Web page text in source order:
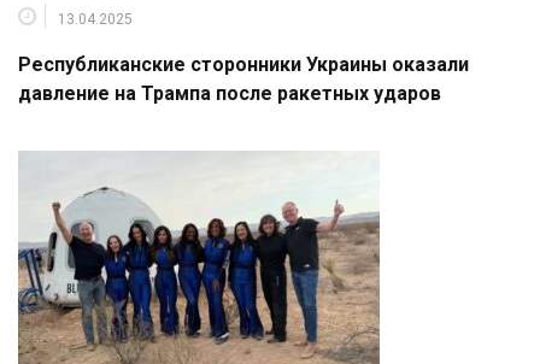
13.04.2025
Республиканские сторонники Украины оказали
давление на Трампа после ракетных ударов